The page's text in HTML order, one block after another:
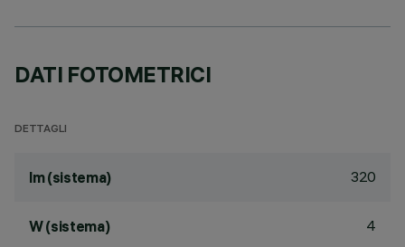
DATI FOTOMETRICI
DETTAGLI
lm (sistema) 320
W (sistema) 4